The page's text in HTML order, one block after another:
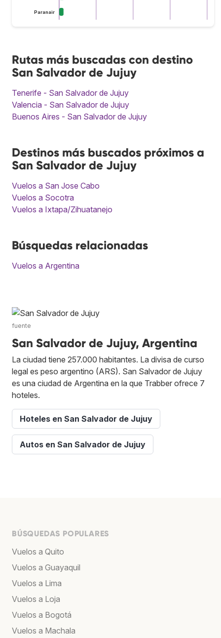
Paranair
Rutas más buscadas con destino
San Salvador de Jujuy
Tenerife - San Salvador de Jujuy
Valencia - San Salvador de Jujuy
Buenos Aires - San Salvador de Jujuy
Destinos más buscados próximos a
San Salvador de Jujuy
Vuelos a San Jose Cabo
Vuelos a Socotra
Vuelos a Ixtapa/Zihuatanejo
Búsquedas relacionadas
Vuelos a Argentina
fuente
San Salvador de Jujuy, Argentina
La ciudad tiene 257.000 habitantes. La divisa de curso
legal es peso argentino (ARS). San Salvador de Jujuy
es una ciudad de Argentina en la que Trabber ofrece 7
hoteles.
Hoteles en San Salvador de Jujuy
Autos en San Salvador de Jujuy
BÚSQUEDAS POPULARES
Vuelos a Quito
Vuelos a Guayaquil
Vuelos a Lima
Vuelos a Loja
Vuelos a Bogotá
Vuelos a Machala